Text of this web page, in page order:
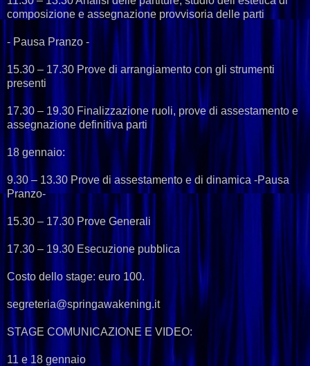
composizione e assegnazione provvisoria delle parti
- Pausa Pranzo -
15.30 – 17.30 Prove di arrangiamento con gli strumenti
presenti
17.30 – 19.30 Finalizzazione ruoli, prove di assestamento e
assegnazione definitiva parti
18 gennaio:
9.30 – 13.30 Prove di assestamento e di dinamica ‐Pausa
Pranzo‐
15.30 – 17.30 Prove Generali
17.30 – 19.30 Esecuzione pubblica
Costo dello stage: euro 100.
segreteria@springawakening.it
STAGE COMUNICAZIONE E VIDEO:
11 e 18 gennaio